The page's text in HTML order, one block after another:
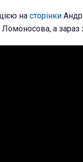
на сторінки
Ломоносова, а